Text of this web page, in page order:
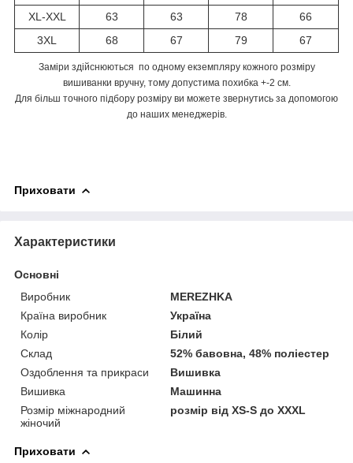
XL-XXL
63 63 78
66
3XL
68 67 79 67
Заміри здійснюються по одному екземпляру кожного розміру
вишиванки вручну, тому допустима похибка +-2 см.
Для більш точного підбору розміру ви можете звернутись за допомогою
до наших менеджерів.
Приховати
Характеристики
Основні
Виробник
MEREZHKA
Країна виробник
Україна
Колір
Білий
Склад
52% бавовна, 48% поліестер
Оздоблення та прикраси
Вишивка
Вишивка
Машинна
Розмір міжнародний
жіночий
розмір від XS-S до XXXL
Приховати